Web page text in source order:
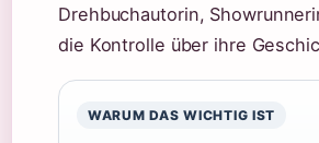
Drehbuchautorin,
die Kontrolle über ihre
WARUM DAS WICHTIG IST